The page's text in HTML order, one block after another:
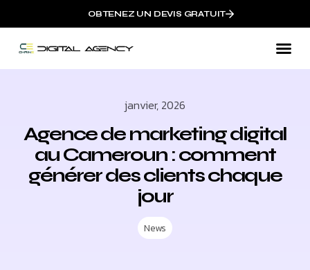
OBTENEZ UN DEVIS GRATUIT
janvier, 2026
Agence de marketing digital
au Cameroun : comment
générer des clients chaque
jour
News